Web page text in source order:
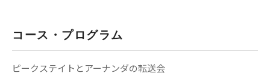
コース・プログラム
ピークステイトとアーナンダの転送会